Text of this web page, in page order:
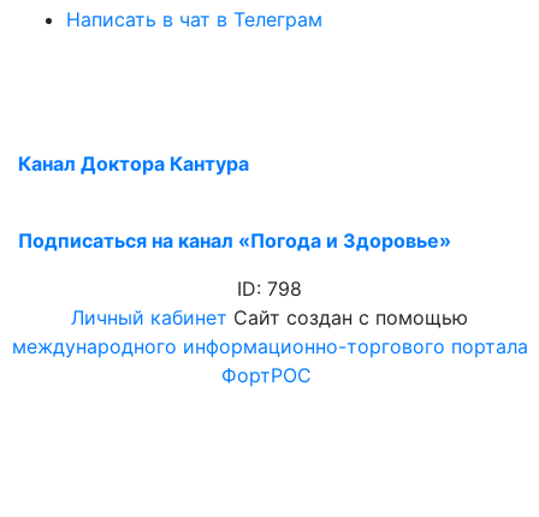
Написать в чат в Телеграм
Канал Доктора Кантура
Подписаться на канал «Погода и Здоровье»
ID: 798
Личный кабинет Сайт создан с помощью
международного информационно-торгового портала
ФортРОС